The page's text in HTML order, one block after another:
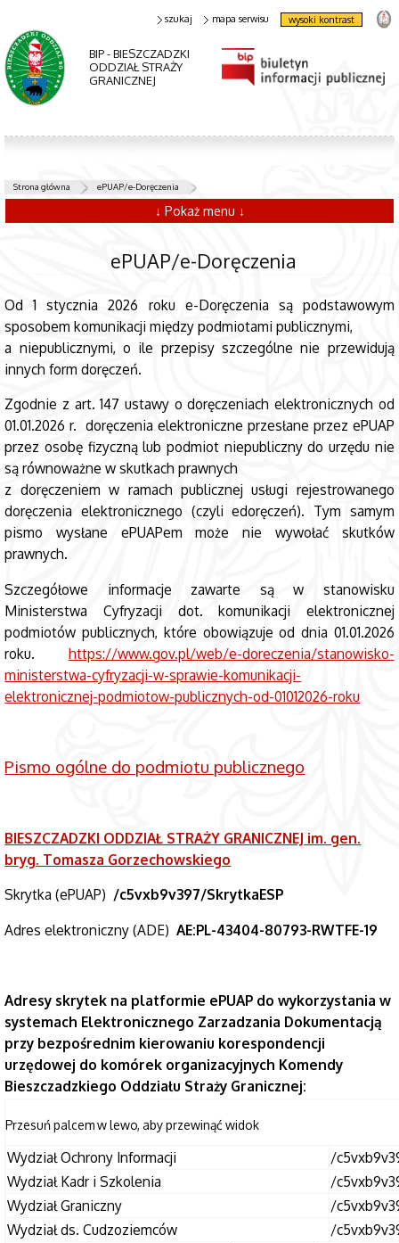
BIP - BIESZCZADZKI
ODDZIAŁ STRAŻY
GRANICZNEJ
szukaj mapa serwisu wysoki kontrast
Strona główna ePUAP/e-Doręczenia
↓ Pokaż menu ↓
ePUAP/e-Doręczenia
Od 1 stycznia 2026 roku e-Doręczenia są podstawowym
sposobem komunikacji między podmiotami publicznymi,
a niepublicznymi, o ile przepisy szczególne nie przewidują
innych form doręczeń.
Zgodnie z art. 147 ustawy o doręczeniach elektronicznych od
01.01.2026 r. doręczenia elektroniczne przesłane przez ePUAP
przez osobę fizyczną lub podmiot niepubliczny do urzędu nie
są równoważne w skutkach prawnych
z doręczeniem w ramach publicznej usługi rejestrowanego
doręczenia elektronicznego (czyli edoręczeń). Tym samym
pismo wysłane ePUAPem może nie wywołać skutków
prawnych.
Szczegółowe informacje zawarte są w stanowisku
Ministerstwa Cyfryzacji dot. komunikacji elektronicznej
podmiotów publicznych, które obowiązuje od dnia 01.01.2026
roku. https://www.gov.pl/web/e-doreczenia/stanowisko-
ministerstwa-cyfryzacji-w-sprawie-komunikacji-
elektronicznej-podmiotow-publicznych-od-01012026-roku
Pismo ogólne do podmiotu publicznego
BIESZCZADZKI ODDZIAŁ STRAŻY GRANICZNEJ im. gen.
bryg. Tomasza Gorzechowskiego
Skrytka (ePUAP) /c5vxb9v397/SkrytkaESP
Adres elektroniczny (ADE)AE:PL-43404-80793-RWTFE-19
Adresy skrytek na platformie ePUAP do wykorzystania w
systemach Elektronicznego Zarzadzania Dokumentacją
przy bezpośrednim kierowaniu korespondencji
urzędowej do komórek organizacyjnych Komendy
Bieszczadzkiego Oddziału Straży Granicznej:
Wydział Ochrony Informacji
/
Wydział Kadr i Szkolenia
/
Wydział Graniczny
/
Wydział ds. Cudzoziemców
/